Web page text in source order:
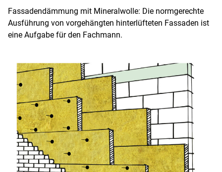
Fassadendämmung mit Mineralwolle: Die normgerechte
Ausführung von vorgehängten hinterlüfteten Fassaden ist
eine Aufgabe für den Fachmann.